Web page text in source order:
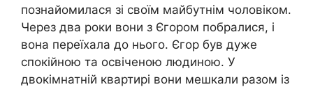
познайомилася зі своїм майбутнім чоловіком.
Через два роки вони з Єгором побралися, і
вона переїхала до нього. Єгор був дуже
спокійною та освіченою людиною. У
двокімнатній квартирі вони мешкали разом із